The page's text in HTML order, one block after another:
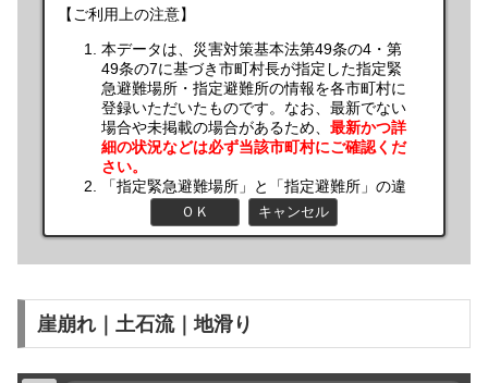
崖崩れ｜土石流｜地滑り